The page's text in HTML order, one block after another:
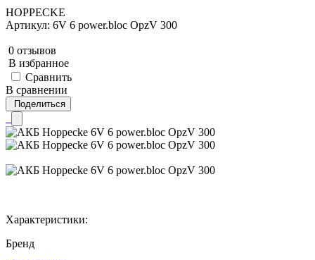
HOPPECKE
Артикул: 6V 6 power.bloc OpzV 300
0 отзывов
В избранное
Сравнить
В сравнении
Поделиться
Характеристики:
Бренд